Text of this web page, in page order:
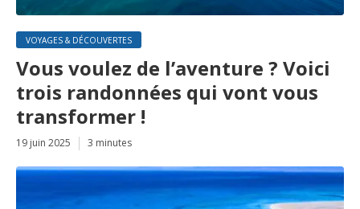
VOYAGES & DÉCOUVERTES
Vous voulez de l’aventure ? Voici
trois randonnées qui vont vous
transformer !
19 juin 2025 3 minutes